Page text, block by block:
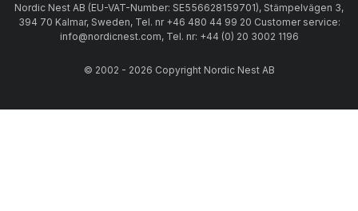
Nordic Nest AB (EU-VAT-Number: SE556628159701), Stämpelvägen 3,
394 70 Kalmar, Sweden, Tel. nr +46 480 44 99 20 Customer service:
info@nordicnest.com, Tel. nr: +44 (0) 20 3002 1196
© 2002 - 2026 Copyright Nordic Nest AB